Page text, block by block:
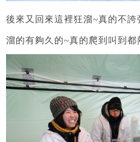
後來又回來這裡狂溜~真的不
溜的有夠久的~真的爬到叫到都